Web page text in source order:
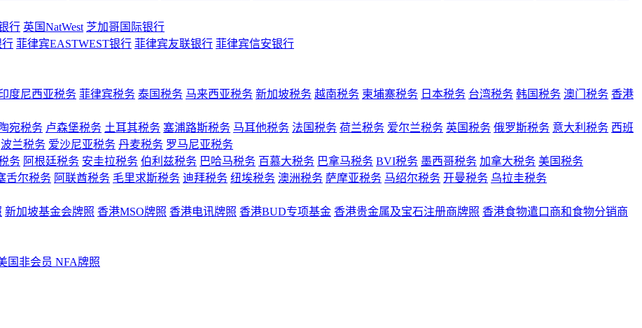
行 英国NatWest 芝加哥国际银行
菲律宾EASTWEST银行 菲律宾友联银行 菲律宾信安银行
度尼西亚税务 菲律宾税务 泰国税务 马来西亚税务 新加坡税务 越南税务 柬埔寨税务 日本税务 台湾税务 韩国税务 澳门税务 香港
宛税务 卢森堡税务 土耳其税务 塞浦路斯税务 马耳他税务 法国税务 荷兰税务 爱尔兰税务 英国税务 俄罗斯税务 意大利税务 西班
波兰税务 爱沙尼亚税务 丹麦税务 罗马尼亚税务
务 阿根廷税务 安圭拉税务 伯利兹税务 巴哈马税务 百慕大税务 巴拿马税务 BVI税务 墨西哥税务 加拿大税务 美国税务
舌尔税务 阿联酋税务 毛里求斯税务 迪拜税务 纽埃税务 澳洲税务 萨摩亚税务 马绍尔税务 开曼税务 乌拉圭税务
新加坡基金会牌照 香港MSO牌照 香港电讯牌照 香港BUD专项基金 香港贵金属及宝石注册商牌照 香港食物遣口商和食物分销商
国非会员 NFA牌照